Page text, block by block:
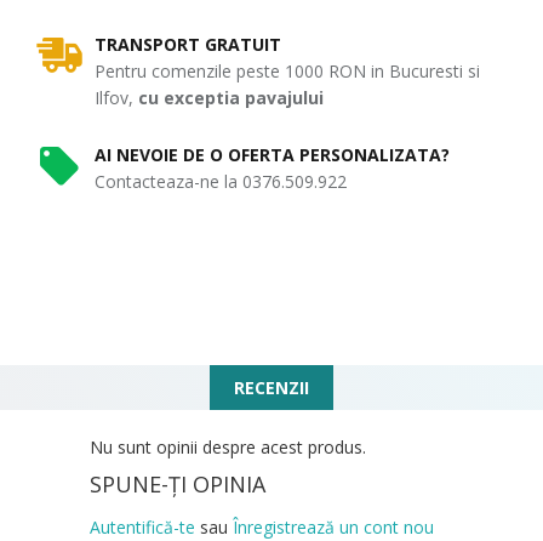
TRANSPORT GRATUIT
Pentru comenzile peste 1000 RON in Bucuresti si
Ilfov, cu exceptia pavajului
AI NEVOIE DE O OFERTA PERSONALIZATA?
Contacteaza-ne la 0376.509.922
RECENZII
Nu sunt opinii despre acest produs.
SPUNE-ŢI OPINIA
Autentifică-te sau Înregistrează un cont nou